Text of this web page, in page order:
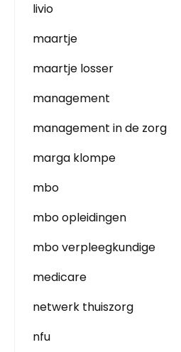
livio
maartje
maartje losser
management
management in de zorg
marga klompe
mbo
mbo opleidingen
mbo verpleegkundige
medicare
netwerk thuiszorg
nfu